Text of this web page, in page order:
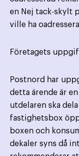
en Nej tack-skylt
ville ha
Företagets
Postnord har
detta ärende är
utdelaren ska
fastighetsbox
boxen och
dekaler syns då